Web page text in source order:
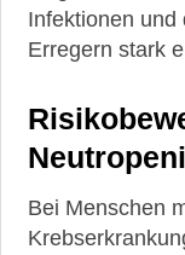
Infektionen und
Erregern stark
Bei Menschen